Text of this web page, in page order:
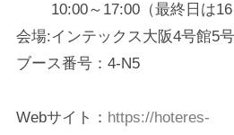
10:00～17:00（最終日は16
会場:インテックス大阪4号館5
ブース番号：4-N5⁡
Webサイト： https://hoteres-